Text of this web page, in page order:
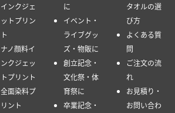
インクジェ
ットプリン
ト
ナノ顔料イ
ンクジェッ
トプリント
全面染料プ
リント
に
イベント・
ライブグッ
ズ・物販に
創立記念・
文化祭・体
育祭に
卒業記念・
タオルの選
び方
よくある質
問
ご注文の流
れ
お見積り・
お問い合わ